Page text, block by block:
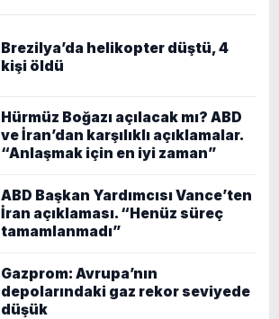
Brezilya’da helikopter düştü, 4
kişi öldü
Hürmüz Boğazı açılacak mı? ABD
ve İran’dan karşılıklı açıklamalar.
“Anlaşmak için en iyi zaman”
ABD Başkan Yardımcısı Vance’ten
İran açıklaması. “Henüz süreç
tamamlanmadı”
Gazprom: Avrupa’nın
depolarındaki gaz rekor seviyede
düşük